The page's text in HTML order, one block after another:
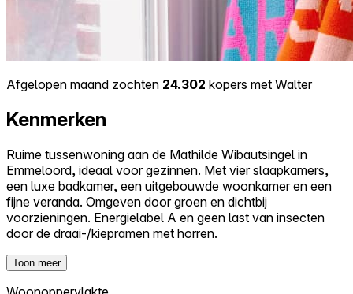
Afgelopen maand zochten 24.302 kopers met Walter
Kenmerken
Ruime tussenwoning aan de Mathilde Wibautsingel in
Emmeloord, ideaal voor gezinnen. Met vier slaapkamers,
een luxe badkamer, een uitgebouwde woonkamer en een
fijne veranda. Omgeven door groen en dichtbij
voorzieningen. Energielabel A en geen last van insecten
door de draai-/kiepramen met horren.
Toon meer